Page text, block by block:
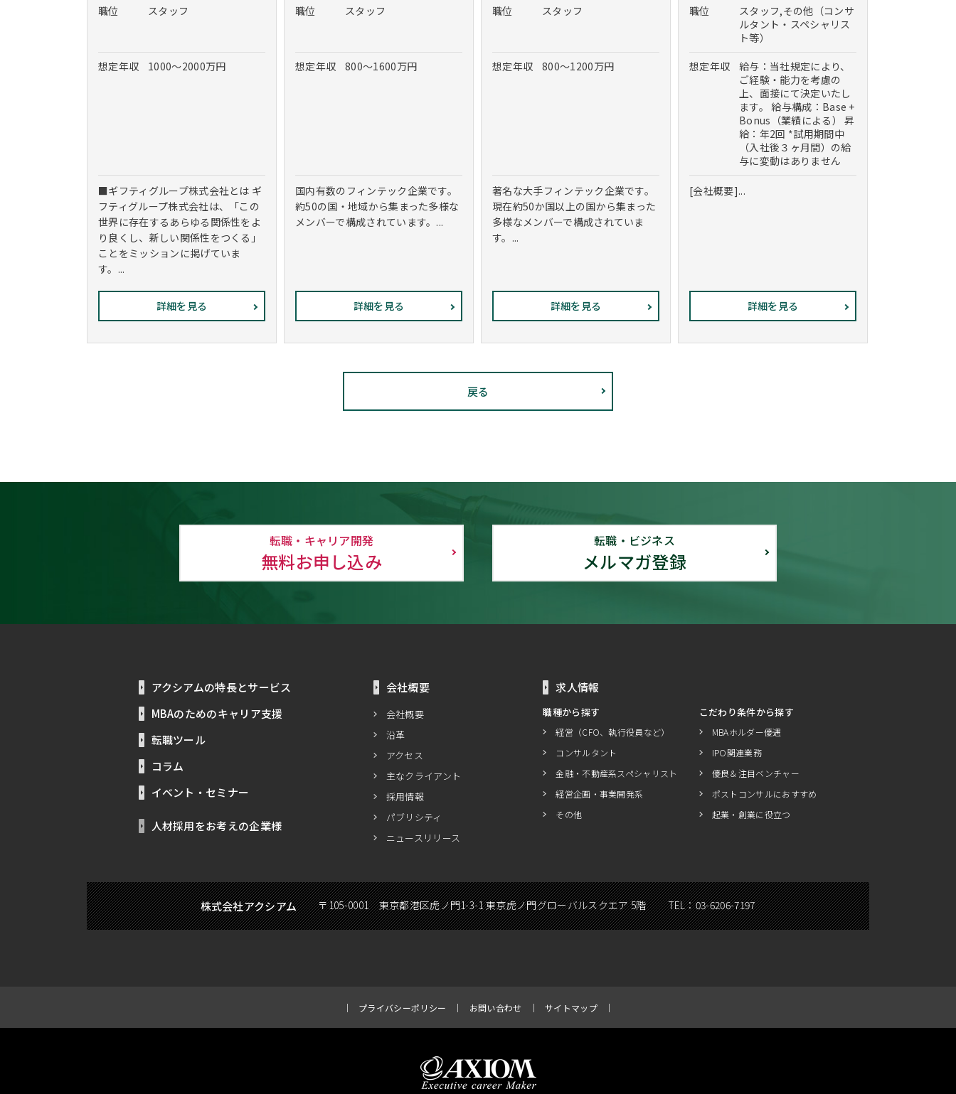
職位
スタッフ
想定年収 1000～2000万円
■ギフティグループ株式会社とは ギ
フティグループ株式会社は、「この
世界に存在するあらゆる関係性をよ
り良くし、新しい関係性をつくる」
ことをミッションに掲げていま
す。...
詳細を見る
職位
スタッフ
想定年収 800～1600万円
国内有数のフィンテック企業です。
約50の国・地域から集まった多様な
メンバーで構成されています。...
詳細を見る
職位
スタッフ
想定年収 800～1200万円
著名な大手フィンテック企業です。
現在約50か国以上の国から集まった
多様なメンバーで構成されていま
す。...
詳細を見る
職位
スタッフ,その他（コンサ
ルタント・スペシャリス
ト等）
想定年収
給与：当社規定により、
ご経験・能力を考慮の
上、面接にて決定いたし
ます。 給与構成：Base +
Bonus（業績による） 昇
給：年2回 *試用期間中
（入社後３ヶ月間）の給
与に変動はありません
[会社概要]...
詳細を見る
戻る
転職・キャリア開発
無料お申し込み
転職・ビジネス
メルマガ登録
アクシアムの特長とサービス
MBAのためのキャリア支援
転職ツール
コラム
イベント・セミナー
人材採用をお考えの企業様
会社概要
会社概要
沿革
アクセス
主なクライアント
採用情報
パブリシティ
ニュースリリース
求人情報
職種から探す
経営（CFO、執行役員など）
コンサルタント
金融・不動産系スペシャリスト
経営企画・事業開発系
その他
こだわり条件から探す
MBAホルダー優遇
IPO関連業務
優良＆注目ベンチャー
ポストコンサルにおすすめ
起業・創業に役立つ
株式会社アクシアム 〒105-0001 東京都港区虎ノ門1-3-1 東京虎ノ門グローバルスクエア 5階 TEL：03-6206-7197
プライバシーポリシー お問い合わせ サイトマップ